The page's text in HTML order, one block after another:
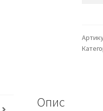
E100,
Опис